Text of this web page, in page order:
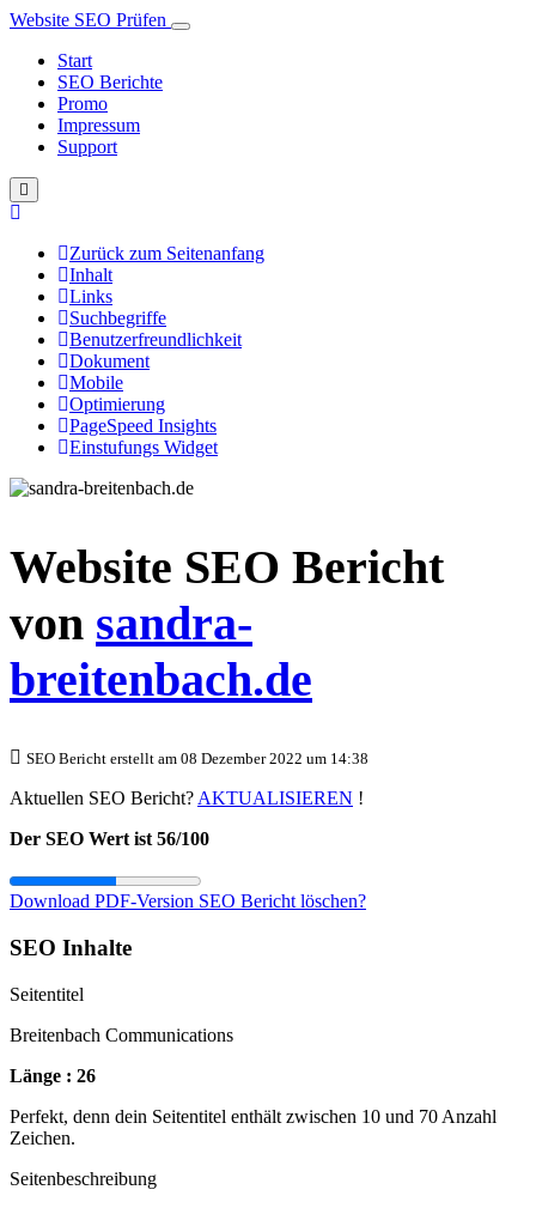
Website SEO Prüfen
Start
SEO Berichte
Promo
Impressum
Support
Zurück zum Seitenanfang
Inhalt
Links
Suchbegriffe
Benutzerfreundlichkeit
Dokument
Mobile
Optimierung
PageSpeed Insights
Einstufungs Widget
Website SEO Bericht
von sandra-
breitenbach.de
SEO Bericht erstellt am 08 Dezember 2022 um 14:38
Aktuellen SEO Bericht? AKTUALISIEREN !
Der SEO Wert ist 56/100
Download PDF-Version SEO Bericht löschen?
SEO Inhalte
Seitentitel
Breitenbach Communications
Länge : 26
Perfekt, denn dein Seitentitel enthält zwischen 10 und 70 Anzahl
Zeichen.
Seitenbeschreibung